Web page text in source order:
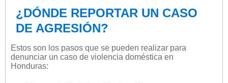
¿DÓNDE REPORTAR UN CASO
DE AGRESIÓN?
Estos son los pasos que se pueden realizar para
denunciar un caso de violencia doméstica en
Honduras: